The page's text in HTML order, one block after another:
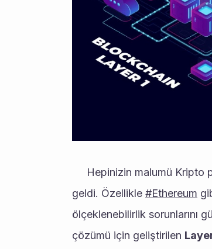
geldi. Özellikle #Ethereum
ölçeklenebilirlik sorunlarını
çözümü için geliştirilen